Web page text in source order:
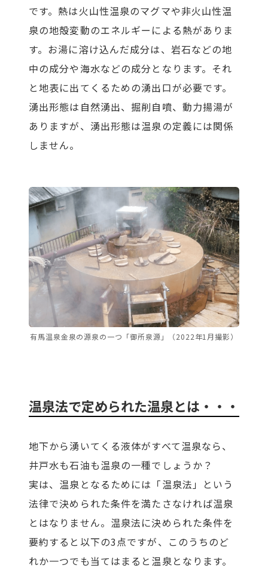
です。熱は火山性温泉のマグマや非火山性温
泉の地殻変動のエネルギーによる熱がありま
す。お湯に溶け込んだ成分は、岩石などの地
中の成分や海水などの成分となります。それ
と地表に出てくるための湧出口が必要です。
湧出形態は自然湧出、掘削自噴、動力揚湯が
ありますが、湧出形態は温泉の定義には関係
しません。
有馬温泉金泉の源泉の一つ「御所泉源」（2022年1月撮影）
温泉法で定められた温泉とは・・・
地下から湧いてくる液体がすべて温泉なら、
井戸水も石油も温泉の一種でしょうか？
実は、温泉となるためには「温泉法」という
法律で決められた条件を満たさなければ温泉
とはなりません。温泉法に決められた条件を
要約すると以下の3点ですが、このうちのど
れか一つでも当てはまると温泉となります。